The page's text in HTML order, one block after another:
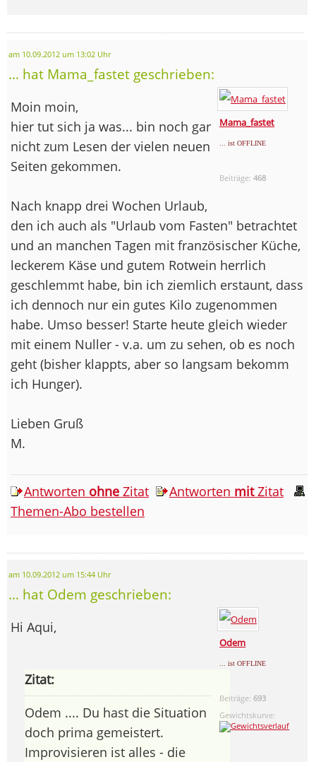
am 10.09.2012 um 13:02 Uhr
... hat Mama_fastet geschrieben:
Mama_fastet
... ist OFFLINE
Beiträge:468
Moin moin,
hier tut sich ja was... bin noch gar
nicht zum Lesen der vielen neuen
Seiten gekommen.
Nach knapp drei Wochen Urlaub,
den ich auch als "Urlaub vom Fasten" betrachtet
und an manchen Tagen mit französischer Küche,
leckerem Käse und gutem Rotwein herrlich
geschlemmt habe, bin ich ziemlich erstaunt, dass
ich dennoch nur ein gutes Kilo zugenommen
habe. Umso besser! Starte heute gleich wieder
mit einem Nuller - v.a. um zu sehen, ob es noch
geht (bisher klappts, aber so langsam bekomm
ich Hunger).
Lieben Gruß
M.
Antworten ohne Zitat Antworten mitZitat
Themen-Abo bestellen
am 10.09.2012 um 15:44 Uhr
... hat Odem geschrieben:
Odem
... ist OFFLINE
Beiträge: 693
Gewichtskurve:
Hi Aqui,
Zitat:
Odem .... Du hast die Situation
doch prima gemeistert.
Improvisieren ist alles - die